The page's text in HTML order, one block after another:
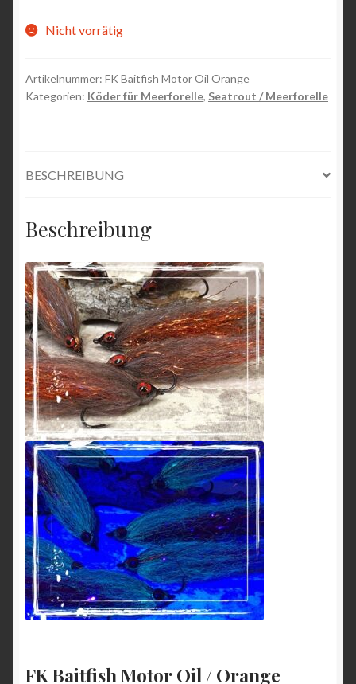
Nicht vorrätig
Artikelnummer: FK Baitfish Motor Oil Orange
Kategorien: Köder für Meerforelle, Seatrout / Meerforelle
BESCHREIBUNG
Beschreibung
FK Baitfish Motor Oil / Orange